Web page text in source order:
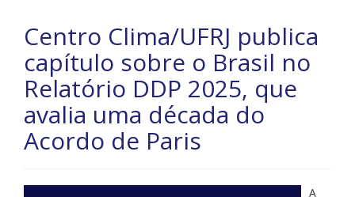
Centro Clima/UFRJ publica
capítulo sobre o Brasil no
Relatório DDP 2025, que
avalia uma década do
Acordo de Paris
A